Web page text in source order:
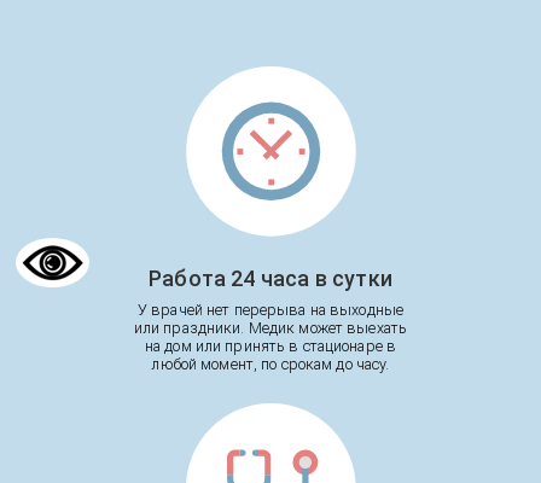
Работа 24 часа в сутки
У врачей нет перерыва на выходные
или праздники. Медик может выехать
на дом или принять в стационаре в
любой момент, по срокам до часу.